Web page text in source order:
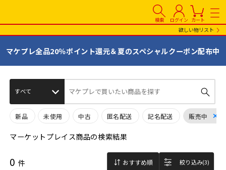
検索 ログイン カート
欲しい物リスト
マケプレ全品20％ポイント還元＆夏のスペシャルクーポン配布中
マケプレで買いたい商品を探す
新品 未使用 中古 匿名配送 記名配送 販売中
マーケットプレイス商品の検索結果
0 件 おすすめ順 絞り込み(3)